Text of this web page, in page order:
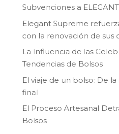
Subvenciones a
Elegant Supreme
con la renovación de sus
La Influencia de las
Tendencias de Bolsos
El viaje de un bolso: De
final
El Proceso Artesanal
Bolsos